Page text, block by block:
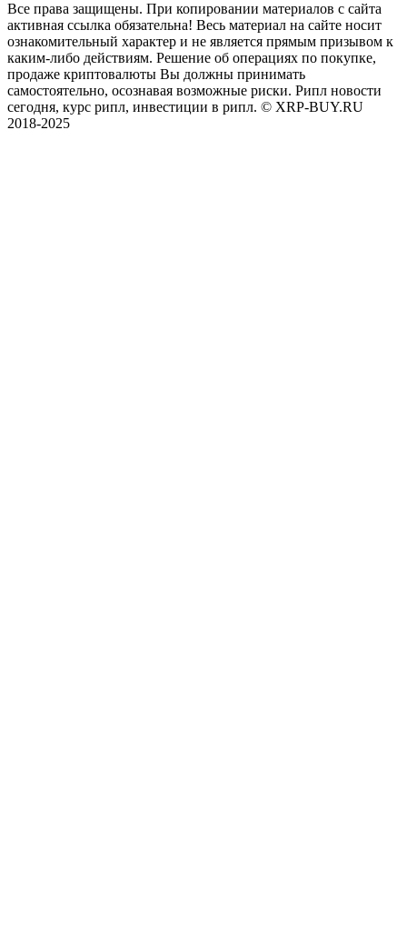
Все права защищены. При копировании материалов с сайта
активная ссылка обязательна! Весь материал на сайте носит
ознакомительный характер и не является прямым призывом к
каким-либо действиям. Решение об операциях по покупке,
продаже криптовалюты Вы должны принимать
самостоятельно, осознавая возможные риски. Рипл новости
сегодня, курс рипл, инвестиции в рипл. © XRP-BUY.RU
2018-2025